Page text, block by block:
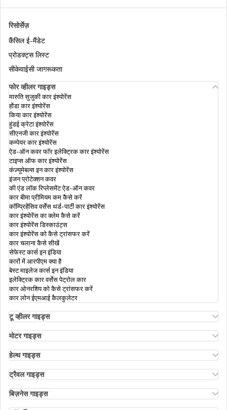
सैलरी नहीं पाने वाले व्यक्ति अपना इनकम टैक्स रिटर्न
इनकम टैक्स स्लैब और भारत में दरें
इनकम टैक्स डिपार्टमेंट आपके फाइनेंशियल ट्रांजेक्शन
को कैसे ट्रैक करता है
सैलरी पाने वाले कर्मचारी के लिए ऑनलाइन आईटीआर
सेक्शन 87ए के तहत टैक्स रिबेट
आईटीआर फ़ाइल न करने पर क्या होता है
इनकम टैक्स ऐक्ट का सेक्शन 194सी
रिसोर्सेज़
कैंसिल ई-मैंडेट
प्रोडक्ट्स लिस्ट
सीकेवाईसी जागरूकता
फोर व्हीलर गाइड्स
मारुति सुजुकी कार इंश्योरेंस
होंडा कार इंश्योरेंस
किया कार इंश्योरेंस
हुंडई क्रेटा इंश्योरेंस
सीएनजी कार इंश्योरेंस
कम्पेयर कार इंश्योरेंस
ऐड-ऑन कवर फॉर इलेक्ट्रिक कार इंश्योरेंस
टाइप्स ऑफ कार इंश्योरेंस
कंज़्यूमेबल्स इन कार इंश्योरेंस
इंजन प्रोटेक्शन कवर
की एंड लॉक रिप्लेसमेंट ऐड-ऑन कवर
कार बीमा प्रीमियम कम कैसे करें
कॉम्प्रिहेंसिव वर्सेस थर्ड-पार्टी कार इंश्योरेंस
कार इंश्योरेंस का क्लेम कैसे करें
कार इंश्योरेंस डिस्काउंट्स
कार इंश्योरेंस को कैसे ट्रांसफर करें
कार चलाना कैसे सीखें
सेफेस्ट कार्स इन इंडिया
कारों में आरपीएम क्या है
बेस्ट माइलेज कार्स इन इंडिया
इलेक्ट्रिक कार वर्सेस पेट्रोल कार
कार ओनरशिप को कैसे ट्रांसफर करें
कार लोन ईएमआई कैलकुलेटर
टू व्हीलर गाइड्स
अथर एनर्जी बाइक इंश्योरेंस
बाइक इंश्योरेंस रिन्यूअल
बाइक इंश्योरेंस फॉर 3 ईयर्स
कॉम्प्रिहेंसिव एंड थर्ड-पार्टी बाइक इंश्योरेंस
कैशलेस बाइक इंश्योरेंस
कम्पेयर बाइक इंश्योरेंस
ऐड-ऑन कवर इन बाइक इंश्योरेंस
रिटर्न टू इनवॉइस ऐड-ऑन कवर
कंज़्यूमेबल कवर ऐड-ऑन
मोटर गाइड्स
मोटर इंश्योरेंस के प्रकार
कॉम्प्रिहेंसिव वर्सेस ज़ीरो डिप्रिसिएशन इंश्योरेंस
रोडसाइड असिस्टेंस कवर
पीए कवर इन मोटर इंश्योरेंस
पीए कवर इन मोटर इंश्योरेंस
इंडियन मोटर व्हीकल एक्ट 1988
हेल्थ गाइड्स
एनआरआई पैरेंट्स के लिए हेल्थ इंश्योरेंस
रिइम्बर्समेंट क्लेम
इंडिविजुअल हेल्थ इंश्योरेंस
डायबिटीज हेल्थ इंश्योरेंस
ट्रैवल गाइड्स
सीनियर सिटीज़न्स के लिए ट्रैवल इंश्योरेंस
बाली के लिए ट्रैवल इंश्योरेंस
बिज़नेस गाइड्स